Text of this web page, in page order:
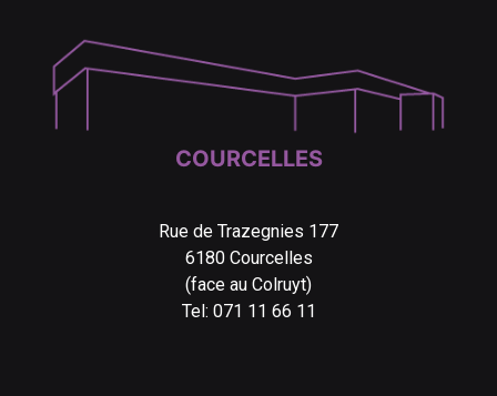
COURCELLES
Rue de Trazegnies 177
6180 Courcelles
(face au Colruyt)
Tel: 071 11 66 11